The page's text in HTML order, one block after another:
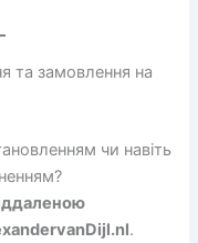
та замовлення на
чи навіть
.